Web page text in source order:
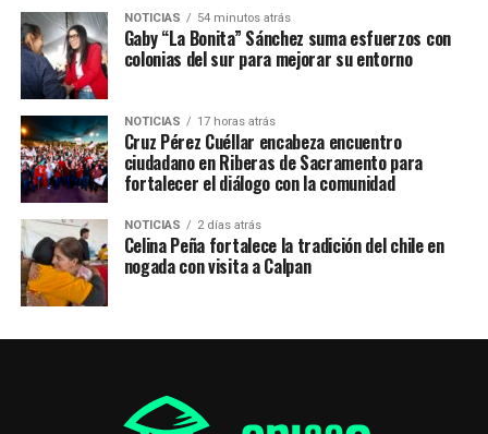
NOTICIAS 54 minutos atrás
Gaby “La Bonita” Sánchez suma esfuerzos con
colonias del sur para mejorar su entorno
NOTICIAS 17 horas atrás
Cruz Pérez Cuéllar encabeza encuentro
ciudadano en Riberas de Sacramento para
fortalecer el diálogo con la comunidad
NOTICIAS 2 días atrás
Celina Peña fortalece la tradición del chile en
nogada con visita a Calpan